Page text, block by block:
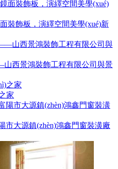
裝飾板，演繹空間美學(xué)新
西景鴻裝飾工程有限公司與景
家
大源鎮(zhèn)鴻鑫門窗裝潢廠